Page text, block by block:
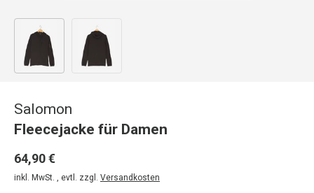
Bild 1 in Galerieansicht laden
Salomon
Fleecejacke für Damen
64,90 €
inkl. MwSt. , evtl. zzgl. Versandkosten